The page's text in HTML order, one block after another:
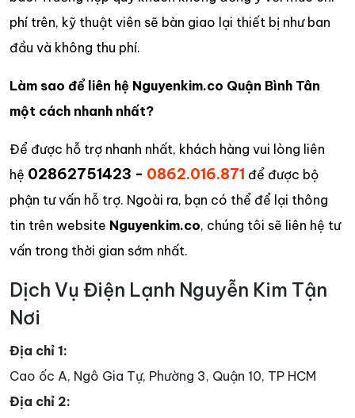
phí trên, kỹ thuật viên sẽ bàn giao lại thiết bị như ban
đầu và không thu phí.
Làm sao để liên hệ Nguyenkim.co Quận Bình Tân
một cách nhanh nhất?
Để được hỗ trợ nhanh nhất, khách hàng vui lòng liên
hệ 02862751423 - 0862.016.871 để được bộ
phận tư vấn hỗ trợ. Ngoài ra, bạn có thể để lại thông
tin trên website Nguyenkim.co, chúng tôi sẽ liên hệ tư
vấn trong thời gian sớm nhất.
Dịch Vụ Điện Lạnh Nguyễn Kim Tận
Nơi
Địa chỉ 1:
Cao ốc A, Ngô Gia Tự, Phường 3, Quận 10, TP HCM
Địa chỉ 2: